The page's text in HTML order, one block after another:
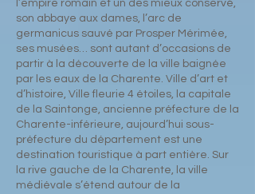
l’empire romain et un des mieux conservé,
son abbaye aux dames, l’arc de
germanicus sauvé par Prosper Mérimée,
ses musées… sont autant d’occasions de
partir à la découverte de la ville baignée
par les eaux de la Charente. Ville d’art et
d’histoire, Ville fleurie 4 étoiles, la capitale
de la Saintonge, ancienne préfecture de la
Charente-inférieure, aujourd’hui sous-
préfecture du département est une
destination touristique à part entière. Sur
la rive gauche de la Charente, la ville
médiévale s’étend autour de la